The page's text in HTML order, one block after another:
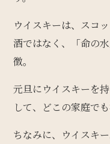
ウイスキーは、スコ
酒ではなく、「命の
徴。
元旦にウイスキーを
して、どこの家庭で
ちなみに、ウイスキ